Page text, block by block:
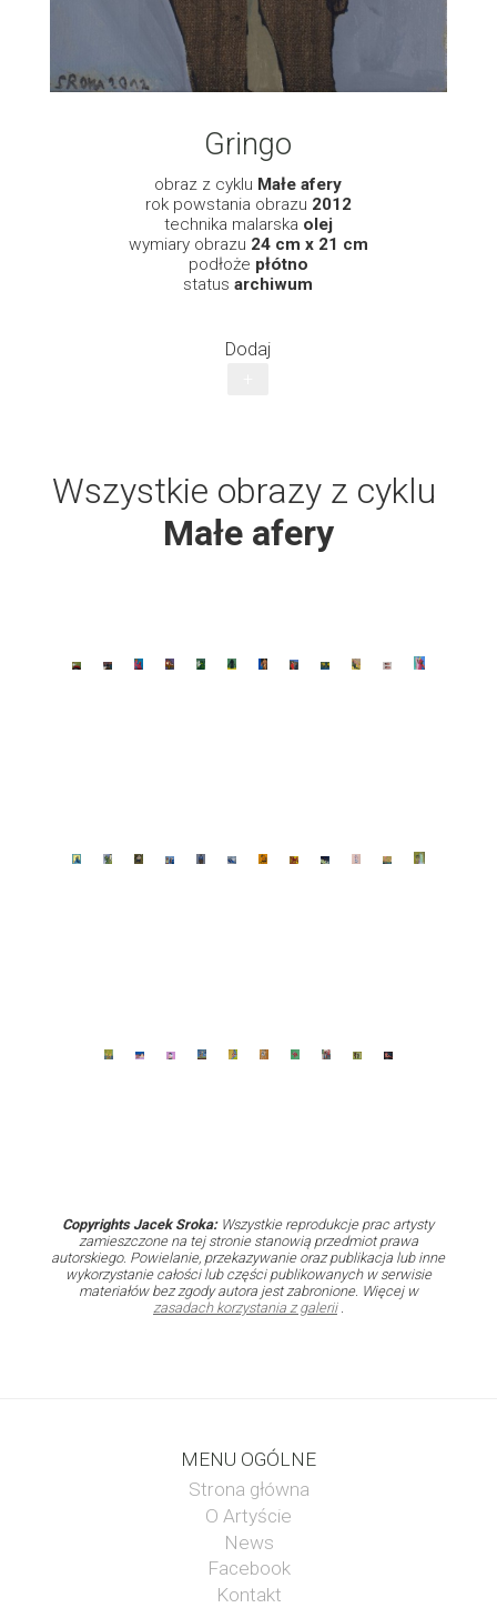
Gringo
obraz z cyklu Małe afery
rok powstania obrazu 2012
technika malarska olej
wymiary obrazu 24 cm x 21 cm
podłoże płótno
status archiwum
Dodaj
Wszystkie obrazy z cyklu
Małe afery
Copyrights Jacek Sroka:Wszystkie reprodukcje prac artysty
zamieszczone na tej stronie stanowią przedmiot prawa
autorskiego. Powielanie, przekazywanie oraz publikacja lub inne
wykorzystanie całości lub części publikowanych w serwisie
materiałów bez zgody autora jest zabronione. Więcej w
zasadach korzystania z galerii.
MENU OGÓLNE
Strona główna
O Artyście
News
Facebook
Kontakt